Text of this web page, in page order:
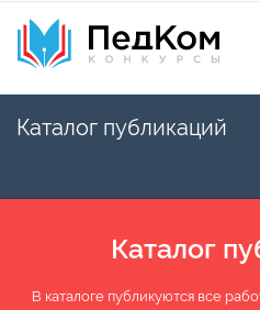
Каталог публикаций
Каталог
В каталоге публикуются все